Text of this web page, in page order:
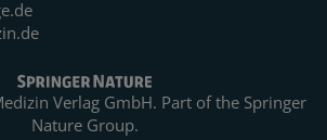
Verlag GmbH. Part of the Springer
Nature Group.